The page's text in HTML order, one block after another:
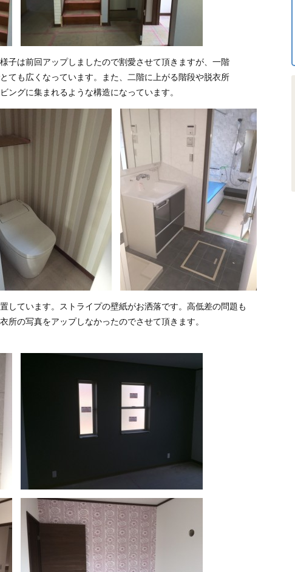
子は前回アップしましたので割愛させて頂きますが、一階
ても広くなっています。また、二階に上がる階段や脱衣所
ングに集まれるような構造になっています。
しています。ストライプの壁紙がお洒落です。高低差の問題も
所の写真をアップしなかったのでさせて頂きます。